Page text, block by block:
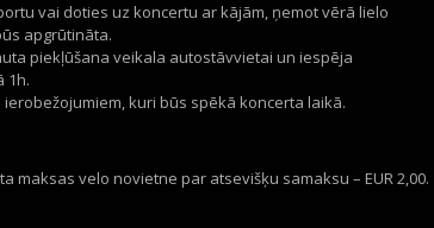
vai doties uz koncertu ar kājām, ņemot vērā lielo
apgrūtināta.
piekļūšana veikala autostāvvietai un iespēja
1h.
kuri būs spēkā koncerta laikā.
maksas velo novietne par atsevišķu samaksu – EUR 2,00.